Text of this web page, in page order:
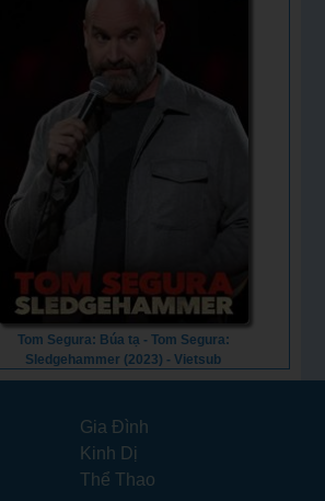
Tom Segura: Búa tạ - Tom Segura:
Sledgehammer (2023) - Vietsub
Gia Đình
Kinh Dị
Thể Thao